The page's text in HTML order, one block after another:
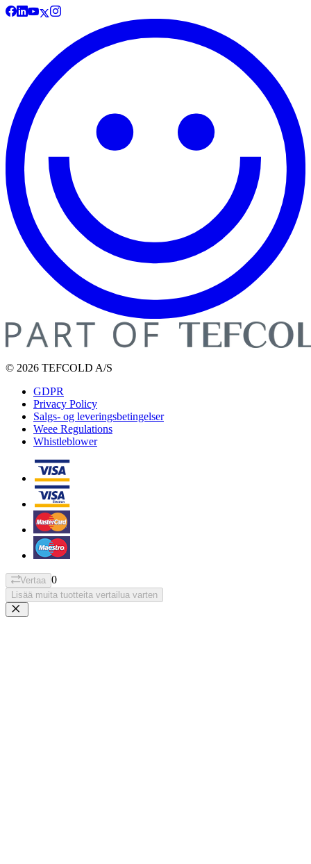
© 2026 TEFCOLD A/S
GDPR
Privacy Policy
Salgs- og leveringsbetingelser
Weee Regulations
Whistleblower
Vertaa 0
Lisää muita tuotteita vertailua varten